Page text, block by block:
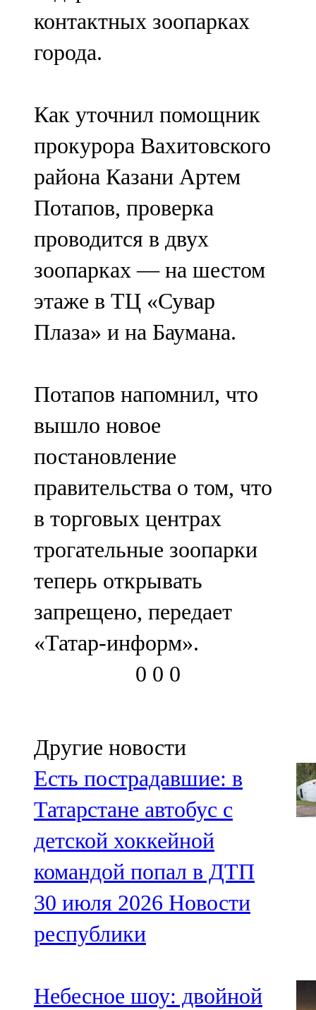
106,2 FM
Минзәлә
Мөслим
100,0 FM
Нурлат
104,7 FM
Олы Әтнә
71,42 FM
Сарман
107,8 FM
106,1 FM
Түбән Кама
102,6 FM
Чирмешән
107,7 FM
Чистай
103,0 FM
Чүпрәле
91,0 FM
Яңа чишмә
107,0 FM
Яр Чаллы
105,5 FM
контактных зоопарках
города.
Как уточнил помощник
прокурора Вахитовского
района Казани Артем
Потапов, проверка
проводится в двух
зоопарках — на шестом
этаже в ТЦ «Сувар
Плаза» и на Баумана.
Потапов напомнил, что
вышло новое
постановление
правительства о том, что
в торговых центрах
трогательные зоопарки
теперь открывать
запрещено, передает
«Татар-информ».
0 0 0
Другие новости
Есть пострадавшие: в
Татарстане автобус с
детской хоккейной
командой попал в ДТП
30 июля 2026 Новости
республики
Небесное шоу: двойной